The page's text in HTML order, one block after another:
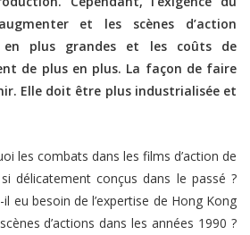
et les scènes d’action
en plus grandes et les coûts de
de plus en plus. La façon de faire
Elle doit être plus industrialisée et
les combats dans les films d’action de
délicatement conçus dans le passé ?
eu besoin de l’expertise de Hong Kong
d’actions dans les années 1990 ?